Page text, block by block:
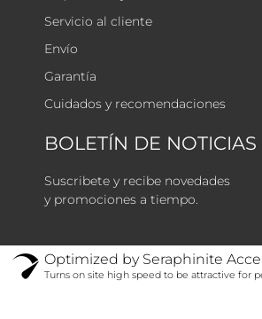
Servicio al cliente
Envío
Garantía
Cuidados y recomendaciones
BOLETÍN DE NOTICIAS
Suscribete y recibe novedades
y promociones a tiempo.
Optimized by Seraphinite
Turns on site high speed to be attractive for